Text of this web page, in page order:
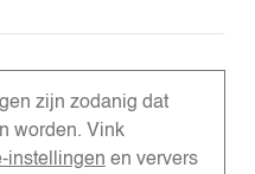
zijn zodanig dat
worden. Vink
instellingen en ververs